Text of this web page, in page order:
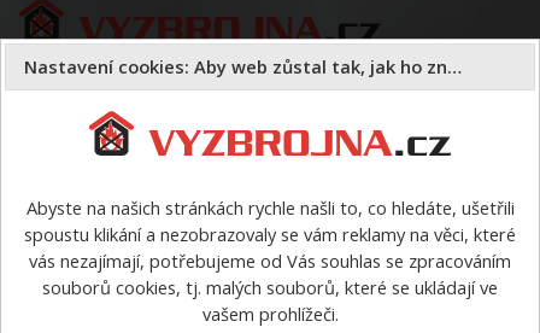
a majetek druhých.
Armatury spojky savicové >Savicová spojka A110 DIN
Savicová spojka A110 DIN
Nastavení cookies: Aby web zůstal tak, jak ho znáte
Abyste na našich stránkách rychle našli to, co hledáte, ušetřili
spoustu klikání a nezobrazovaly se vám reklamy na věci, které
vás nezajímají, potřebujeme od Vás souhlas se zpracováním
souborů cookies, tj. malých souborů, které se ukládají ve
vašem prohlížeči.